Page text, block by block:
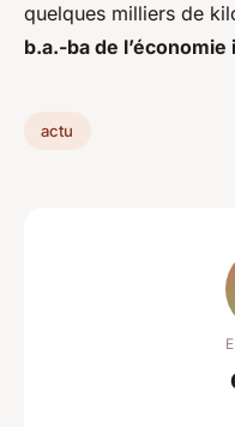
quelques milliers de
b.a.-ba de
actu